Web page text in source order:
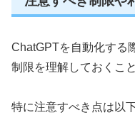
ChatGPTを自動化する
制限を理解しておくこ
特に注意すべき点は以